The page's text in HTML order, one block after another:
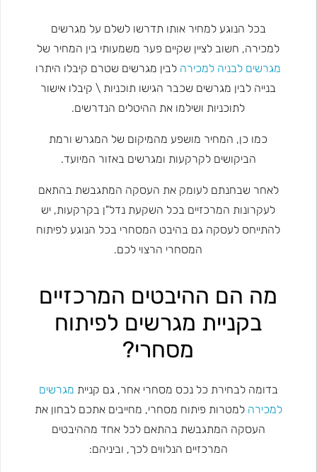
בכל הנוגע למחיר אותו תדרשו לשלם על מגרשים
למכירה, חשוב לציין שקיים פער משמעותי בין המחיר של
מגרשים לבניה למכירה לבין מגרשים שטרם קיבלו היתרו
בנייה לבין מגרשים שכבר הגישו תוכניות \ קיבלו אישור
לתוכניות ושילמו את ההיטלים הנדרשים.
כמו כן, המחיר מושפע מהמיקום של המגרש ורמת
הביקושים לקרקעות ומגרשים באזור המיועד.
לאחר שבחנתם לעומק את העסקה המתגבשת בהתאם
לעקרונות המרכזיים בכל השקעת נדל"ן בקרקעות, יש
להתייחס לעסקה גם בהיבט המסחרי בכל הנוגע לפיתוח
המסחרי הרצוי לכם.
מה הם ההיבטים המרכזיים
בקניית מגרשים לפיתוח
מסחרי?
בדומה לבחירת כל נכס מסחרי אחר, גם קניית מגרשים
למכירה למטרות פיתוח מסחרי, מחייבים אתכם לבחון את
העסקה המתגבשת בהתאם לכל אחד מההיבטים
המרכזיים הנלווים לכך, וביניהם: